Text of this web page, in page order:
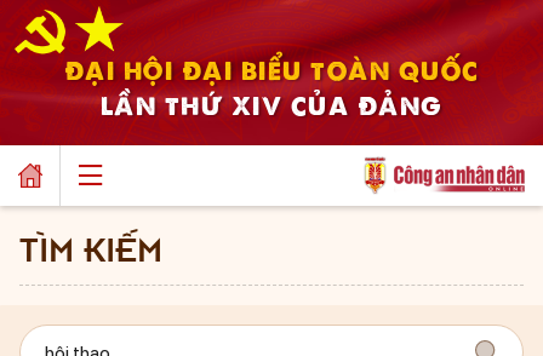
ĐẠI HỘI ĐẠI BIỂU TOÀN QUỐC
LẦN THỨ XIV CỦA ĐẢNG
TÌM KIẾM